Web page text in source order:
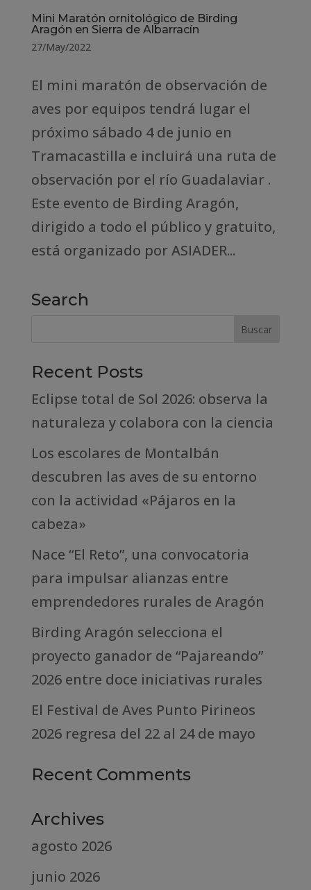
Mini Maratón ornitológico de Birding
Aragón en Sierra de Albarracín
27/May/2022
El mini maratón de observación de
aves por equipos tendrá lugar el
próximo sábado 4 de junio en
Tramacastilla e incluirá una ruta de
observación por el río Guadalaviar .
Este evento de Birding Aragón,
dirigido a todo el público y gratuito,
está organizado por ASIADER...
Search
Recent Posts
Eclipse total de Sol 2026: observa la
naturaleza y colabora con la ciencia
Los escolares de Montalbán
descubren las aves de su entorno
con la actividad «Pájaros en la
cabeza»
Nace “El Reto”, una convocatoria
para impulsar alianzas entre
emprendedores rurales de Aragón
Birding Aragón selecciona el
proyecto ganador de “Pajareando”
2026 entre doce iniciativas rurales
El Festival de Aves Punto Pirineos
2026 regresa del 22 al 24 de mayo
Recent Comments
Archives
agosto 2026
junio 2026